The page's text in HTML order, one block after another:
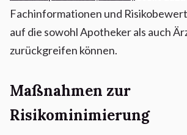
Fachinformationen und
auf die sowohl Apotheker als auch
zurückgreifen können.
Maßnahmen zur
Risikominimierung